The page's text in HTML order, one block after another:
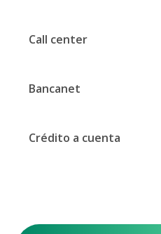
Call center
Bancanet
Crédito a cuenta